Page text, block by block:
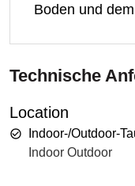
Boden und
Technische
Location
Indoor-/Outdoor-
Indoor Outdoor